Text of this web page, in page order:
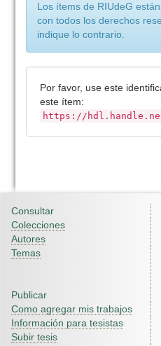
Los ítems de RIUdeG
con todos los derechos
indique lo contrario.
Por favor, use este
este ítem:
https://
Consultar
Colecciones
Autores
Temas
Publicar
Como agregar mis trabajos
Información para tesistas
Subir tesis